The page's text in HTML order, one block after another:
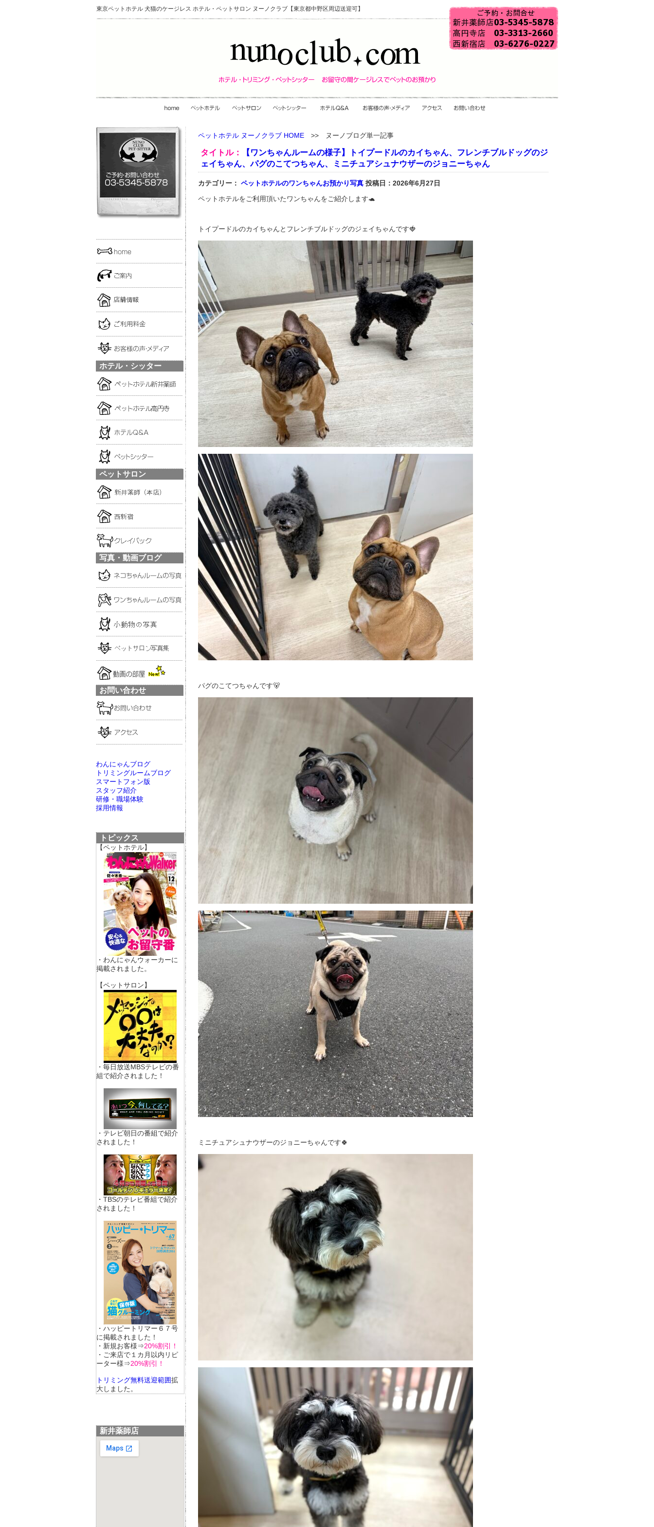
東京ペットホテル 犬猫のケージレス ホテル・ペットサロン ヌーノクラブ【東京都中野区周辺送迎可】
ホテル・シッター
ペットサロン
写真・動画ブログ
お問い合わせ
わんにゃんブログ
トリミングルームブログ
スマートフォン版
スタッフ紹介
研修・職場体験
採用情報
トピックス
【ペットホテル】
・わんにゃんウォーカーに
掲載されました。
【ペットサロン】
・毎日放送MBSテレビの番
組で紹介されました！
・テレビ朝日の番組で紹介
されました！
・TBSのテレビ番組で紹介
されました！
・ハッピートリマー６７号
に掲載されました！
・新規お客様⇒20%割引！
・ご来店で１カ月以内リピ
ーター様⇒20%割引！
トリミング無料送迎範囲拡
大しました。
新井薬師店
ペットホテル ヌーノクラブ HOME >> ヌーノブログ単一記事
タイトル：
【ワンちゃんルームの様子】トイプードルのカイちゃん、フレンチブルドッグのジ
ェイちゃん、パグのこてつちゃん、ミニチュアシュナウザーのジョニーちゃん
カテゴリー： ペットホテルのワンちゃんお預かり写真 投稿日：2026年6月27日
ペットホテルをご利用頂いたワンちゃんをご紹介します🐢
トイプードルのカイちゃんとフレンチブルドッグのジェイちゃんです🍓
パグのこてつちゃんです🐻
ミニチュアシュナウザーのジョニーちゃんです🍀